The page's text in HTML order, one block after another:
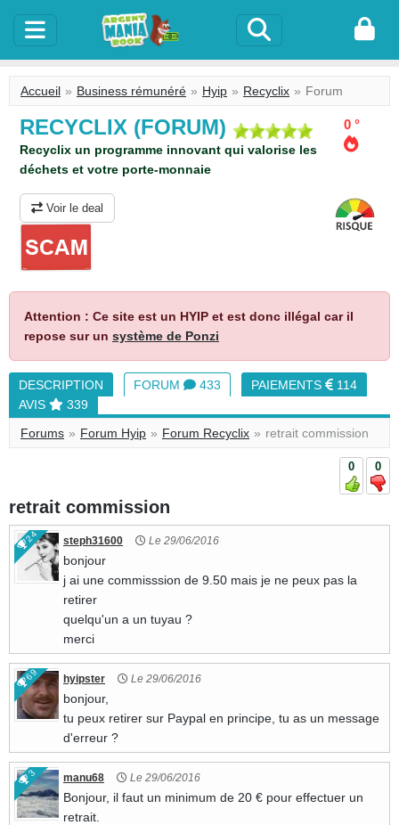
Accueil Business rémunéré Hyip Recyclix Forum
RECYCLIX (FORUM) 0 °
Recyclix un programme innovant qui valorise les
déchets et votre porte-monnaie
Voir le deal
Attention : Ce site est un HYIP et est donc illégal car il
repose sur un système de Ponzi
DESCRIPTION FORUM 433 PAIEMENTS
114
AVIS
339
Forums
Forum Hyip Forum Recyclix retrait commission
0 0
retrait commission
24 steph31600 Le 29/06/2016
bonjour
j ai une commisssion de 9.50 mais je ne peux pas la
retirer
quelqu'un a un tuyau ?
merci
69 hyipster Le 29/06/2016
bonjour,
tu peux retirer sur Paypal en principe, tu as un message
d'erreur ?
3 manu68 Le 29/06/2016
Bonjour, il faut un minimum de 20 € pour effectuer un
retrait.